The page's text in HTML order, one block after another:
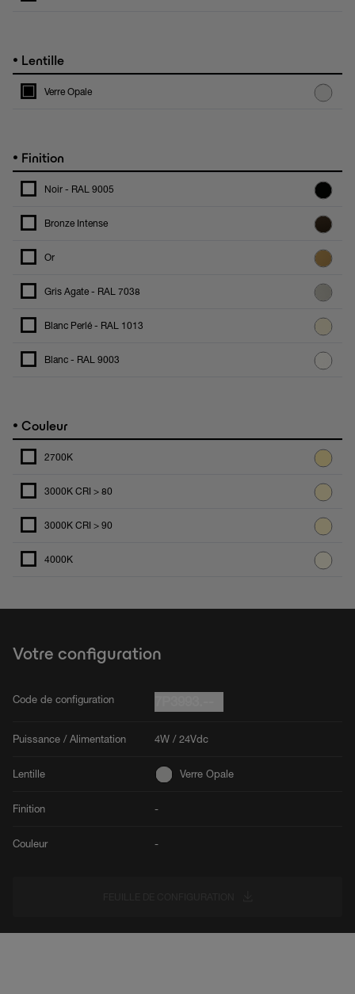
• Lentille
Verre Opale
• Finition
Noir - RAL 9005
Bronze Intense
Or
Gris Agate - RAL 7038
Blanc Perlé - RAL 1013
Blanc - RAL 9003
• Couleur
2700K
3000K CRI > 80
3000K CRI > 90
4000K
Votre configuration
Code de configuration
Puissance / Alimentation 4W / 24Vdc
Lentille Verre Opale
Finition -
Couleur -